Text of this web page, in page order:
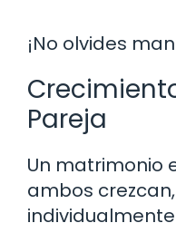
¡No olvides
Pareja
Un matrimonio
ambos